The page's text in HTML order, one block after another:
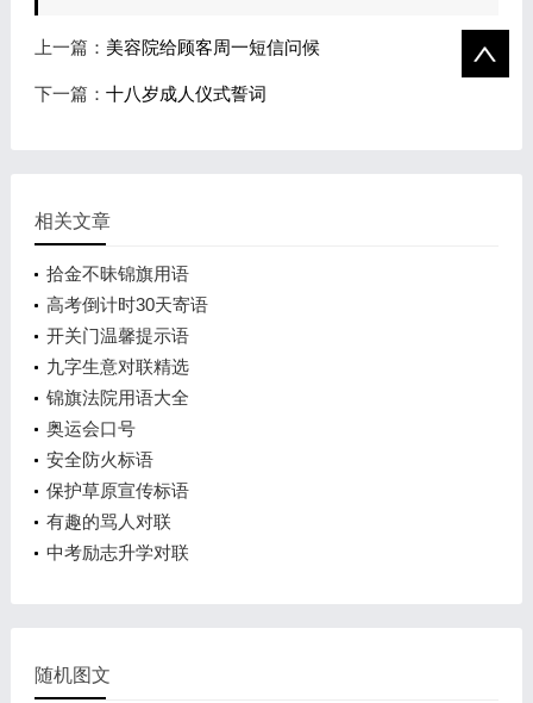
上一篇： 美容院给顾客周一短信问候
下一篇： 十八岁成人仪式誓词
相关文章
拾金不昧锦旗用语
高考倒计时30天寄语
开关门温馨提示语
九字生意对联精选
锦旗法院用语大全
奥运会口号
安全防火标语
保护草原宣传标语
有趣的骂人对联
中考励志升学对联
随机图文